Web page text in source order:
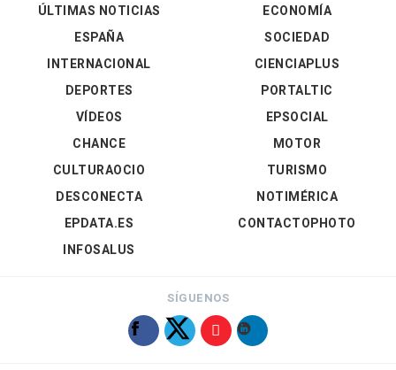
ÚLTIMAS NOTICIAS
ESPAÑA
INTERNACIONAL
DEPORTES
VÍDEOS
ECONOMÍA
SOCIEDAD
CIENCIAPLUS
PORTALTIC
EPSOCIAL
CHANCE
CULTURAOCIO
DESCONECTA
EPDATA.ES
INFOSALUS
MOTOR
TURISMO
NOTIMÉRICA
CONTACTOPHOTO
SÍGUENOS